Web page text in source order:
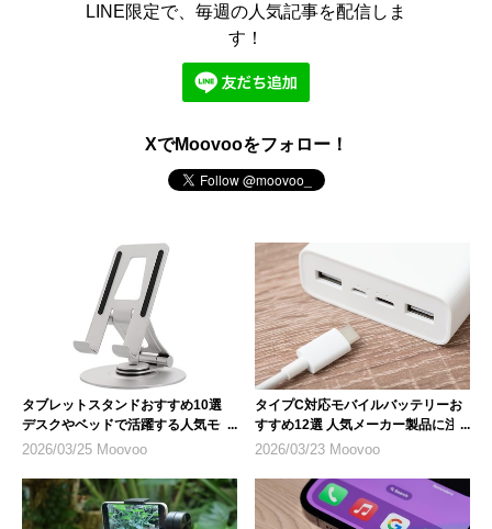
LINE限定で、毎週の人気記事を配信しま
す！
XでMoovooをフォロー！
タブレットスタンドおすすめ10選
デスクやベッドで活躍する人気モデ
ル
2026/03/25 Moovoo
タイプC対応モバイルバッテリーお
すすめ12選 人気メーカー製品に注
目
2026/03/23 Moovoo